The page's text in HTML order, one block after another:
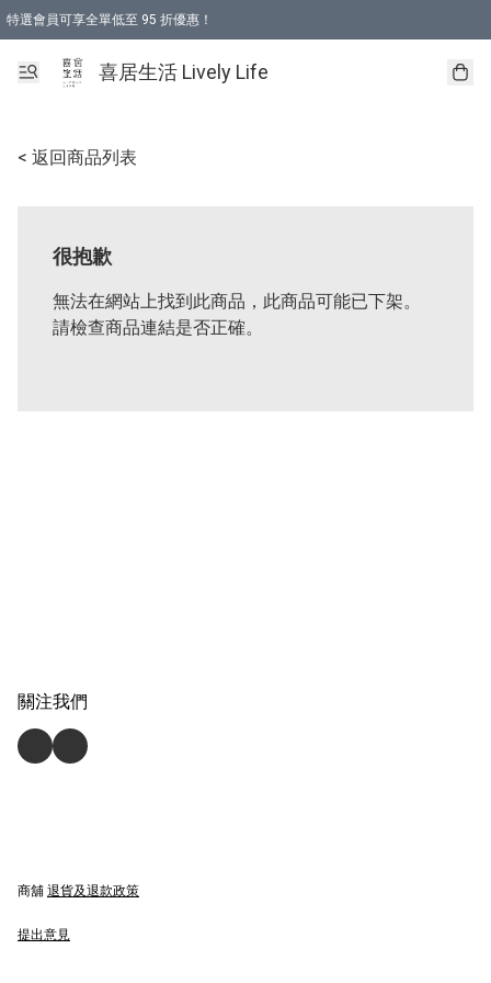
特選會員可享全單低至 95 折優惠！
購物折後滿$600免運費優惠 (減價貨品除外）
購物折後滿$320 即可免費於「順豐站」或「順豐智能櫃」自提點取貨 （冷凍食品
喜居生活 Lively Life
< 返回商品列表
很抱歉
無法在網站上找到此商品，此商品可能已下架。
請檢查商品連結是否正確。
關注我們
商舖 退貨及退款政策
提出意見